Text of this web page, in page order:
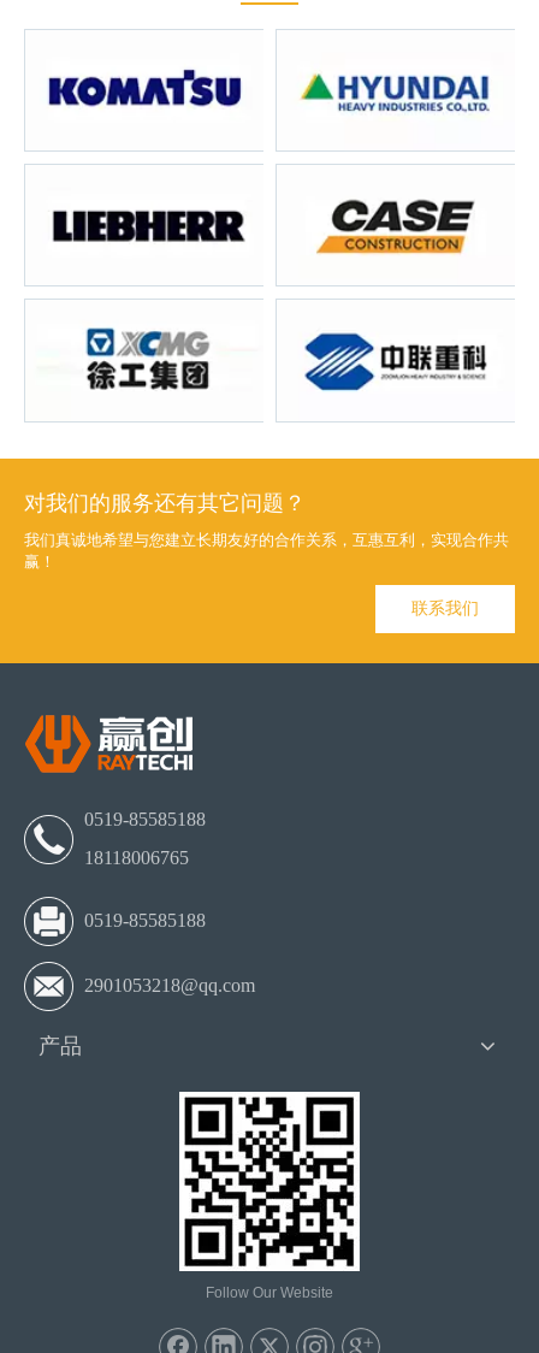
对我们的服务还有其它问题？
我们真诚地希望与您建立长期友好的合作关系，互惠互利，实现合作共
赢！
联系我们
0519-85585188
18118006765
0519-85585188
2901053218@qq.com
产品
Follow Our Website